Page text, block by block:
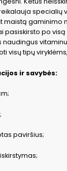
specialių
maistą gaminimo
pasiskirsto po
visų tipų
ir savybės:
paviršius;